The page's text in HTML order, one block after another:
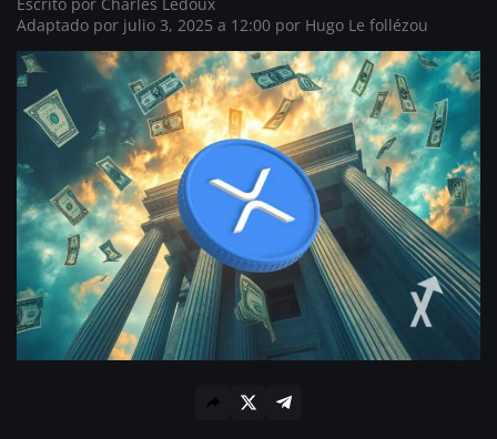
Adaptado por julio 3, 2025 a 12:00 por Hugo Le follézou